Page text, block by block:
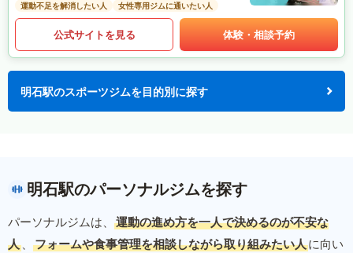
運動不足を解消したい人
女性専用ジムに通いたい人
公式サイトを見る 体験・相談予約
明石駅のスポーツジムを目的別に探す
明石駅のパーソナルジムを探す
パーソナルジムは、
運動の進め方を一人で決めるのが不安な
人 、 フォームや食事管理を相談しながら取り組みたい人に向い